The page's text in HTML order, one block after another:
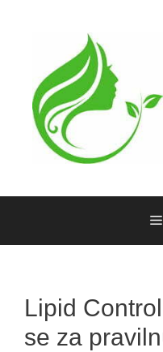
Lipid
se za